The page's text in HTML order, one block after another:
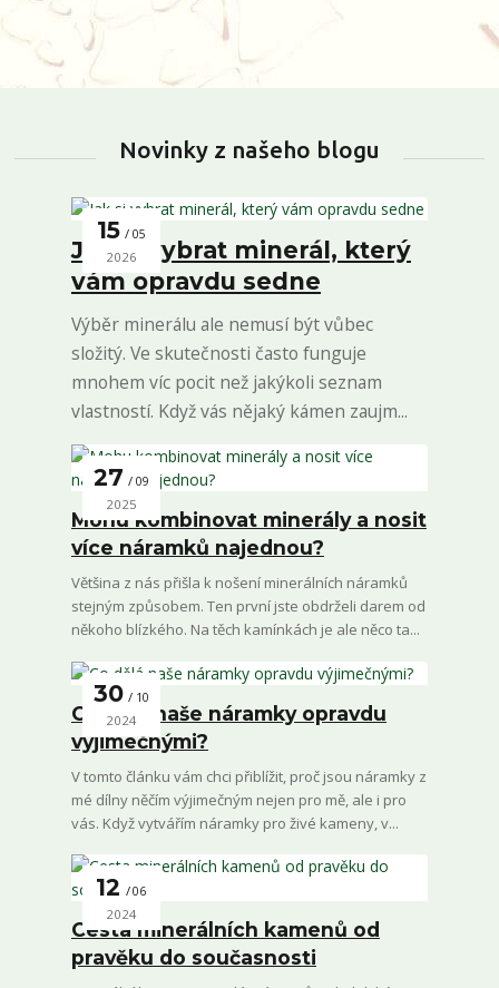
Novinky z našeho blogu
15 05
2026
Jak si vybrat minerál, který
vám opravdu sedne
Výběr minerálu ale nemusí být vůbec
složitý. Ve skutečnosti často funguje
mnohem víc pocit než jakýkoli seznam
vlastností. Když vás nějaký kámen zaujm...
27 09
2025
Mohu kombinovat minerály a nosit
více náramků najednou?
Většina z nás přišla k nošení minerálních náramků
stejným způsobem. Ten první jste obdrželi darem od
někoho blízkého. Na těch kamínkách je ale něco ta...
30 10
2024
Co dělá naše náramky opravdu
výjimečnými?
V tomto článku vám chci přiblížit, proč jsou náramky z
mé dílny něčím výjimečným nejen pro mě, ale i pro
vás. Když vytvářím náramky pro živé kameny, v...
12 06
2024
Cesta minerálních kamenů od
pravěku do současnosti